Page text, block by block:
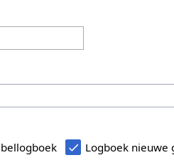
Logboek nieuwe